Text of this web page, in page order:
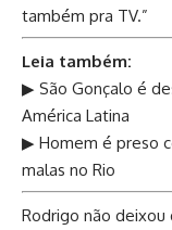
também pra TV.”
Leia também:
▶ São Gonçalo é
América Latina
▶ Homem é preso
malas no Rio
Rodrigo não deixou